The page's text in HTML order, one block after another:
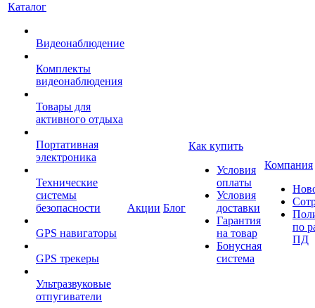
Каталог
Видеонаблюдение
Комплекты
видеонаблюдения
Товары для
активного отдыха
Портативная
электроника
Технические
системы
безопасности
GPS навигаторы
GPS трекеры
Ультразвуковые
отпугиватели
Акции Блог
Как купить
Условия
оплаты
Условия
доставки
Гарантия
на товар
Бонусная
система
Компания
по
ПД